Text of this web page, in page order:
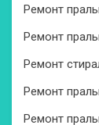
Ремонт
Ремонт
Ремонт
Ремонт
Ремонт